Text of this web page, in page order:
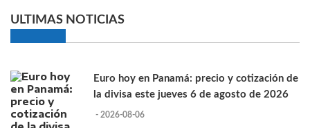
ULTIMAS NOTICIAS
Euro hoy en Panamá: precio y cotización de
la divisa este jueves 6 de agosto de 2026
- 2026-08-06